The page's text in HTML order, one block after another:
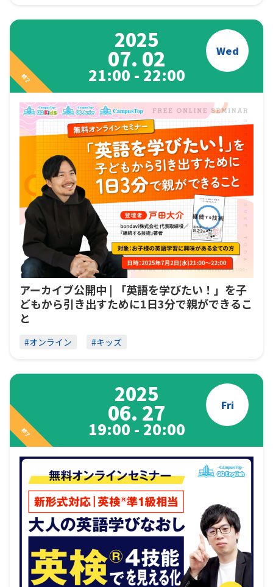
アーカイブ公開中 | 「英語を学びたい！」を子
どもから引き出すために1日3分で親ができるこ
と
終了
2025
07. 02 Wed
21:00 - 22:00
#オンライン #キッズ
終了
2025
06. 27 Fri
19:00 - 20:00